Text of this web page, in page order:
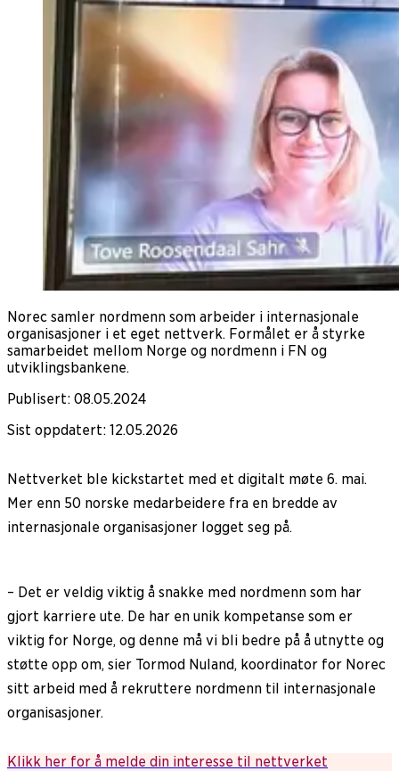
Norec samler nordmenn som arbeider i internasjonale
organisasjoner i et eget nettverk. Formålet er å styrke
samarbeidet mellom Norge og nordmenn i FN og
utviklingsbankene.
Publisert: 08.05.2024
Sist oppdatert: 12.05.2026
Nettverket ble kickstartet med et digitalt møte 6. mai.
Mer enn 50 norske medarbeidere fra en bredde av
internasjonale organisasjoner logget seg på.
– Det er veldig viktig å snakke med nordmenn som har
gjort karriere ute. De har en unik kompetanse som er
viktig for Norge, og denne må vi bli bedre på å utnytte og
støtte opp om, sier Tormod Nuland, koordinator for Norec
sitt arbeid med å rekruttere nordmenn til internasjonale
organisasjoner.
Klikk her for å melde din interesse til nettverket